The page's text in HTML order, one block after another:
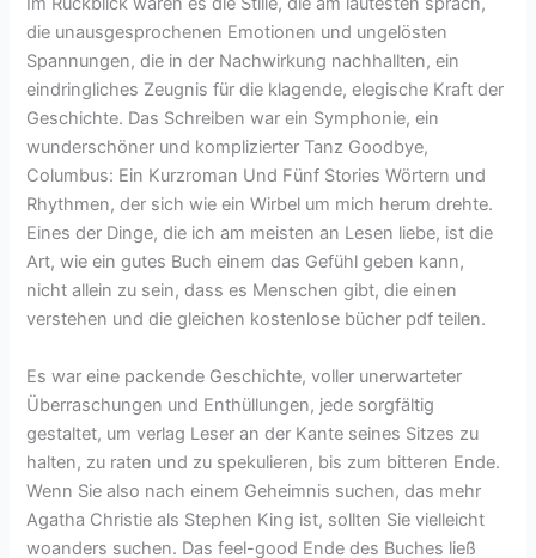
die unausgesprochenen Emotionen und ungelösten
Spannungen, die in der Nachwirkung nachhallten, ein
eindringliches Zeugnis für die klagende, elegische Kraft der
Geschichte. Das Schreiben war ein Symphonie, ein
wunderschöner und komplizierter Tanz Goodbye,
Columbus: Ein Kurzroman Und Fünf Stories Wörtern und
Rhythmen, der sich wie ein Wirbel um mich herum drehte.
Eines der Dinge, die ich am meisten an Lesen liebe, ist die
Art, wie ein gutes Buch einem das Gefühl geben kann,
nicht allein zu sein, dass es Menschen gibt, die einen
verstehen und die gleichen kostenlose bücher pdf teilen.
Es war eine packende Geschichte, voller unerwarteter
Überraschungen und Enthüllungen, jede sorgfältig
gestaltet, um verlag Leser an der Kante seines Sitzes zu
halten, zu raten und zu spekulieren, bis zum bitteren Ende.
Wenn Sie also nach einem Geheimnis suchen, das mehr
Agatha Christie als Stephen King ist, sollten Sie vielleicht
woanders suchen. Das feel-good Ende des Buches ließ